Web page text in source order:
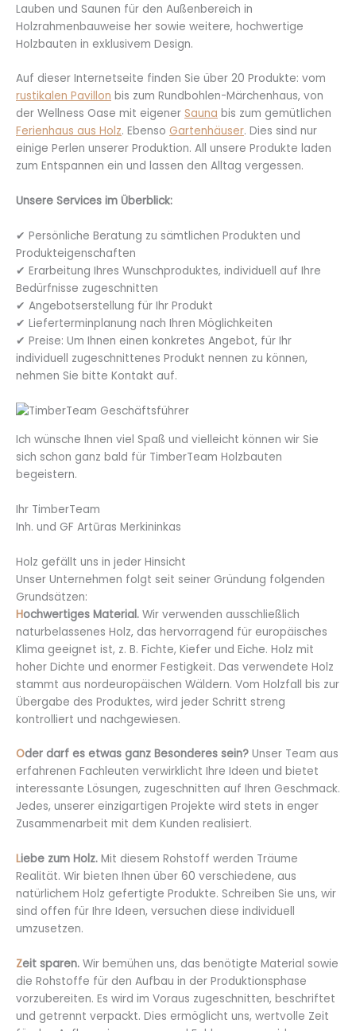
Lauben und Saunen für den Außenbereich in
Holzrahmenbauweise her sowie weitere, hochwertige
Holzbauten in exklusivem Design.
Auf dieser Internetseite finden Sie über 20 Produkte: vom
rustikalen Pavillon bis zum Rundbohlen-Märchenhaus, von
der Wellness Oase mit eigener Sauna bis zum gemütlichen
Ferienhaus aus Holz. Ebenso Gartenhäuser. Dies sind nur
einige Perlen unserer Produktion. All unsere Produkte laden
zum Entspannen ein und lassen den Alltag vergessen.
Unsere Services im Überblick:
✔ Persönliche Beratung zu sämtlichen Produkten und
Produkteigenschaften
✔ Erarbeitung Ihres Wunschproduktes, individuell auf Ihre
Bedürfnisse zugeschnitten
✔ Angebotserstellung für Ihr Produkt
✔ Lieferterminplanung nach Ihren Möglichkeiten
✔ Preise: Um Ihnen einen konkretes Angebot, für Ihr
individuell zugeschnittenes Produkt nennen zu können,
nehmen Sie bitte Kontakt auf.
Ich wünsche Ihnen viel Spaß und vielleicht können wir Sie
sich schon ganz bald für TimberTeam Holzbauten
begeistern.
Ihr TimberTeam
Inh. und GF Artūras Merkininkas
Holz gefällt uns in jeder Hinsicht
Unser Unternehmen folgt seit seiner Gründung folgenden
Grundsätzen:
Hochwertiges Material. Wir verwenden ausschließlich
naturbelassenes Holz, das hervorragend für europäisches
Klima geeignet ist, z. B. Fichte, Kiefer und Eiche. Holz mit
hoher Dichte und enormer Festigkeit. Das verwendete Holz
stammt aus nordeuropäischen Wäldern. Vom Holzfall bis zur
Übergabe des Produktes, wird jeder Schritt streng
kontrolliert und nachgewiesen.
Oder darf es etwas ganz Besonderes sein? Unser Team aus
erfahrenen Fachleuten verwirklicht Ihre Ideen und bietet
interessante Lösungen, zugeschnitten auf Ihren Geschmack.
Jedes, unserer einzigartigen Projekte wird stets in enger
Zusammenarbeit mit dem Kunden realisiert.
Liebe zum Holz. Mit diesem Rohstoff werden Träume
Realität. Wir bieten Ihnen über 60 verschiedene, aus
natürlichem Holz gefertigte Produkte. Schreiben Sie uns, wir
sind offen für Ihre Ideen, versuchen diese individuell
umzusetzen.
Zeit sparen. Wir bemühen uns, das benötigte Material sowie
die Rohstoffe für den Aufbau in der Produktionsphase
vorzubereiten. Es wird im Voraus zugeschnitten, beschriftet
und getrennt verpackt. Dies ermöglicht uns, wertvolle Zeit